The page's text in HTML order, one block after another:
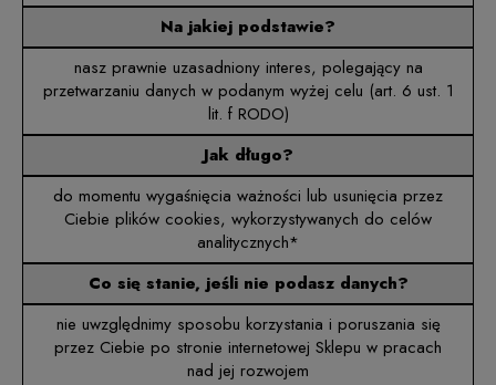
Na jakiej podstawie?
nasz prawnie uzasadniony interes, polegający na
przetwarzaniu danych w podanym wyżej celu (art. 6 ust. 1
lit. f RODO)
Jak długo?
do momentu wygaśnięcia ważności lub usunięcia przez
Ciebie plików cookies, wykorzystywanych do celów
analitycznych*
Co się stanie, jeśli nie podasz danych?
nie uwzględnimy sposobu korzystania i poruszania się
przez Ciebie po stronie internetowej Sklepu w pracach
nad jej rozwojem